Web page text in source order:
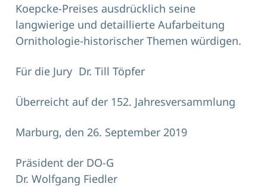
Koepcke-Preises ausdrücklich seine
langwierige und detaillierte Aufarbeitung
Ornithologie-historischer Themen würdigen.
Für die Jury Dr. Till Töpfer
Überreicht auf der 152. Jahresversammlung
Marburg, den 26. September 2019
Präsident der DO-G
Dr. Wolfgang Fiedler